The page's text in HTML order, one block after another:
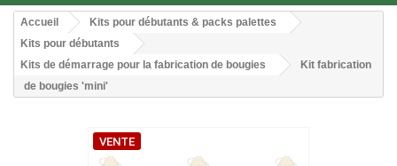
Accueil
Kits pour débutants & packs palettes
Kits pour débutants
Kits de démarrage pour la fabrication de bougies
Kit fabrication
de bougies 'mini'
VENTE